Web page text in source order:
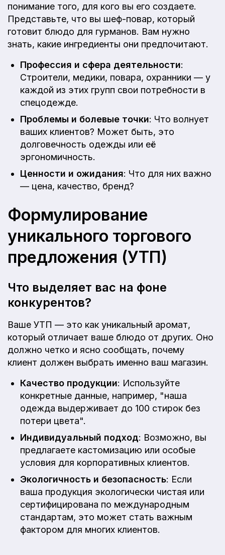
понимание того, для кого вы его создаете.
Представьте, что вы шеф-повар, который
готовит блюдо для гурманов. Вам нужно
знать, какие ингредиенты они предпочитают.
Профессия и сфера деятельности:
Строители, медики, повара, охранники — у
каждой из этих групп свои потребности в
спецодежде.
Проблемы и болевые точки: Что волнует
ваших клиентов? Может быть, это
долговечность одежды или её
эргономичность.
Ценности и ожидания: Что для них важно
— цена, качество, бренд?
Формулирование
уникального торгового
предложения (УТП)
Что выделяет вас на фоне
конкурентов?
Ваше УТП — это как уникальный аромат,
который отличает ваше блюдо от других. Оно
должно четко и ясно сообщать, почему
клиент должен выбрать именно ваш магазин.
Качество продукции: Используйте
конкретные данные, например, "наша
одежда выдерживает до 100 стирок без
потери цвета".
Индивидуальный подход: Возможно, вы
предлагаете кастомизацию или особые
условия для корпоративных клиентов.
Экологичность и безопасность: Если
ваша продукция экологически чистая или
сертифицирована по международным
стандартам, это может стать важным
фактором для многих клиентов.